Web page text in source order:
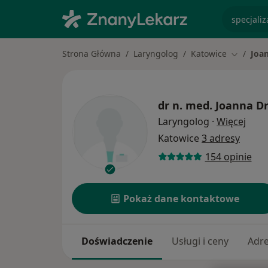
Strona Główna Laryngolog Katowice Zmień
dr n. med. Joanna
Laryngolog · Więcej
Katowice 3 adresy
154 opinie
Pokaż dane kontaktowe
Doświadczenie Usługi i ceny